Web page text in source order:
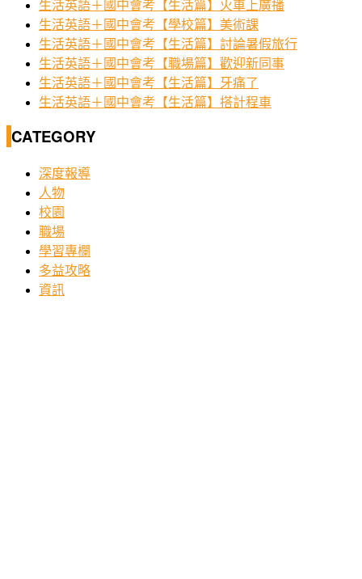
生活英語＋國中會考【生活篇】火車上廣播
生活英語＋國中會考【學校篇】美術課
生活英語＋國中會考【生活篇】討論暑假旅行
生活英語＋國中會考【職場篇】歡迎新同事
生活英語＋國中會考【生活篇】牙痛了
生活英語＋國中會考【生活篇】搭計程車
CATEGORY
深度報導
人物
校園
職場
學習專欄
多益攻略
資訊